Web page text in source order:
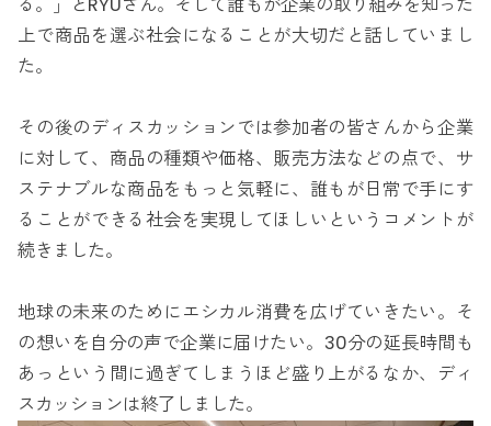
上で商品を選ぶ社会になることが大切だと話していまし
た。
その後のディスカッションでは参加者の皆さんから企業
に対して、商品の種類や価格、販売方法などの点で、サ
ステナブルな商品をもっと気軽に、誰もが日常で手にす
ることができる社会を実現してほしいというコメントが
続きました。
地球の未来のためにエシカル消費を広げていきたい。そ
の想いを自分の声で企業に届けたい。30分の延長時間も
あっという間に過ぎてしまうほど盛り上がるなか、ディ
スカッションは終了しました。